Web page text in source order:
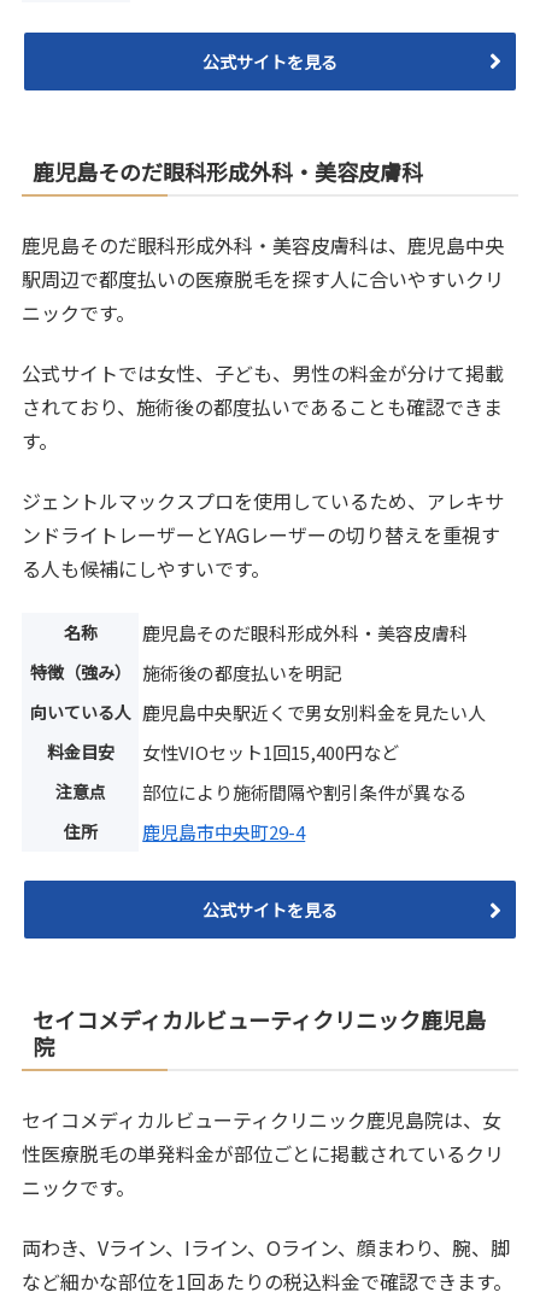
公式サイトを見る
鹿児島そのだ眼科形成外科・美容皮膚科
鹿児島そのだ眼科形成外科・美容皮膚科は、鹿児島中央
駅周辺で都度払いの医療脱毛を探す人に合いやすいクリ
ニックです。
公式サイトでは女性、子ども、男性の料金が分けて掲載
されており、施術後の都度払いであることも確認できま
す。
ジェントルマックスプロを使用しているため、アレキサ
ンドライトレーザーとYAGレーザーの切り替えを重視す
る人も候補にしやすいです。
名称 鹿児島そのだ眼科形成外科・美容皮膚科
特徴（強み） 施術後の都度払いを明記
向いている人 鹿児島中央駅近くで男女別料金を見たい人
料金目安 女性VIOセット1回15,400円など
注意点 部位により施術間隔や割引条件が異なる
住所 鹿児島市中央町29-4
公式サイトを見る
セイコメディカルビューティクリニック鹿児島
院
セイコメディカルビューティクリニック鹿児島院は、女
性医療脱毛の単発料金が部位ごとに掲載されているクリ
ニックです。
両わき、Vライン、Iライン、Oライン、顔まわり、腕、脚
など細かな部位を1回あたりの税込料金で確認できます。